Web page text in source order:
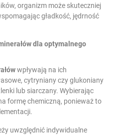
organizm może skuteczniej
gładkość, jędrność
dla optymalnego
wpływają na ich
cytryniany czy glukoniany
lub siarczany. Wybierając
formę chemiczną, ponieważ to
uwzględnić indywidualne